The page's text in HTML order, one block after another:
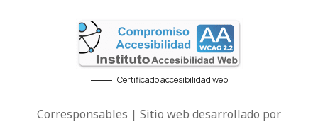
Certificado accesibilidad web
Corresponsables | Sitio web desarrollado por